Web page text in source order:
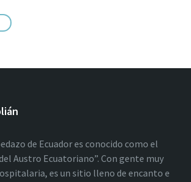
de Ecuador es conocido como el
Austro Ecuatoriano”. Con gente muy
es un sitio lleno de encanto e